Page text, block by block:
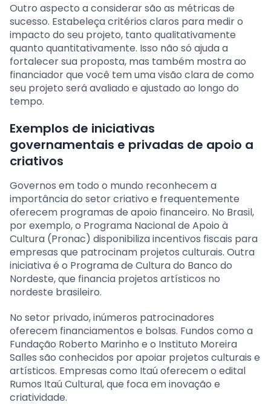
Outro aspecto a considerar são as métricas de
sucesso. Estabeleça critérios claros para medir o
impacto do seu projeto, tanto qualitativamente
quanto quantitativamente. Isso não só ajuda a
fortalecer sua proposta, mas também mostra ao
financiador que você tem uma visão clara de como
seu projeto será avaliado e ajustado ao longo do
tempo.
Exemplos de iniciativas
governamentais e privadas de apoio a
criativos
Governos em todo o mundo reconhecem a
importância do setor criativo e frequentemente
oferecem programas de apoio financeiro. No Brasil,
por exemplo, o Programa Nacional de Apoio à
Cultura (Pronac) disponibiliza incentivos fiscais para
empresas que patrocinam projetos culturais. Outra
iniciativa é o Programa de Cultura do Banco do
Nordeste, que financia projetos artísticos no
nordeste brasileiro.
No setor privado, inúmeros patrocinadores
oferecem financiamentos e bolsas. Fundos como a
Fundação Roberto Marinho e o Instituto Moreira
Salles são conhecidos por apoiar projetos culturais e
artísticos. Empresas como Itaú oferecem o edital
Rumos Itaú Cultural, que foca em inovação e
criatividade.